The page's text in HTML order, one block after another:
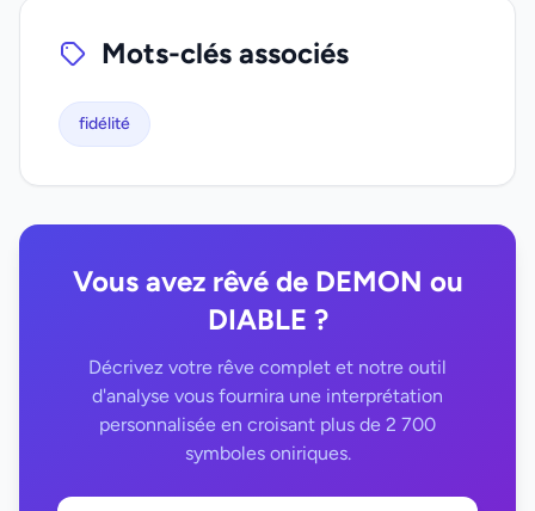
Mots-clés associés
fidélité
Vous avez rêvé de DEMON ou
DIABLE ?
Décrivez votre rêve complet et notre outil
d'analyse vous fournira une interprétation
personnalisée en croisant plus de 2 700
symboles oniriques.